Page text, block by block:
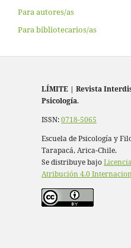
Para autores/as
Para bibliotecarios/as
LÍMITE | Revista
Psicología.
ISSN:0718-5065
Escuela de Psicología y
Tarapacá, Arica-Chile.
Se distribuye bajo
Atribución 4.0